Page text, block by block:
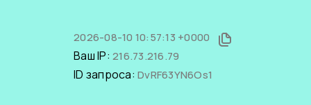
2026-08-10 10:57:13 +0000
Ваш IP: 216.73.216.79
ID запроса: DvRF63YN6Os1